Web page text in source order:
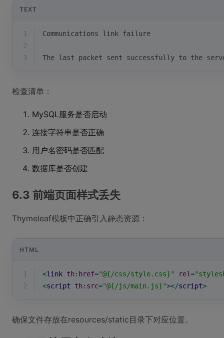
TEXT
1
Communications link failure
2
3
The last packet sent successfully to the
检查清单：
MySQL服务是否启动
连接字符串是否正确
用户名密码是否匹配
数据库是否创建
6.3 前端页面样式丢失
Thymeleaf模板中正确引入静态资源：
HTML
1 <link th:href="@{/css/style.css}" rel=
2
<script th:src="@{/js/main.js}"></script>
确保文件存放在resources/static目录下对应位置。